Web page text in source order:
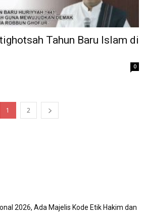
Tahun Baru Islam di
0
1 2
2026, Ada Majelis Kode Etik Hakim dan